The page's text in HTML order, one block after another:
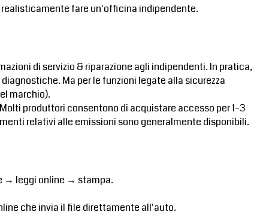
realisticamente fare un'officina indipendente.
di servizio & riparazione agli indipendenti. In pratica,
Ma per le funzioni legate alla sicurezza
marchio).
produttori consentono di acquistare accesso per 1–3
relativi alle emissioni sono generalmente disponibili.
→ leggi online → stampa.
che invia il file direttamente all'auto.